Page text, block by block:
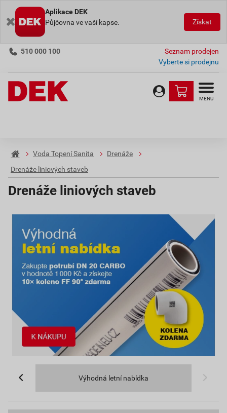
Aplikace DEK
Půjčovna ve vaší kapse.
Získat
510 000 100
Seznam prodejen
Vyberte si prodejnu
MENU
Voda Topení Sanita
Drenáže
Drenáže liniových staveb
Drenáže liniových staveb
Výhodná letní nabídka